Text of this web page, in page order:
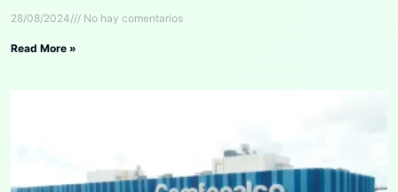
28/08/2024 No hay comentarios
Read More »